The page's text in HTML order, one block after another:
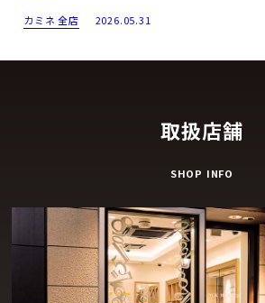
カミネ 全店 2026.05.31
取扱店舗
SHOP INFO